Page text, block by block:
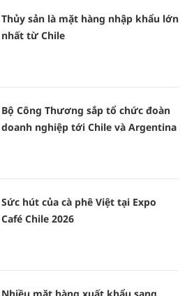
Thủy sản là mặt hàng nhập khẩu lớn
nhất từ Chile
Bộ Công Thương sắp tổ chức đoàn
doanh nghiệp tới Chile và Argentina
Sức hút của cà phê Việt tại Expo
Café Chile 2026